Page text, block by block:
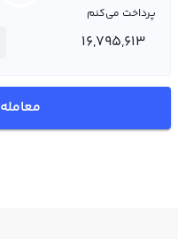
پرداخت می‌کنم
معامله